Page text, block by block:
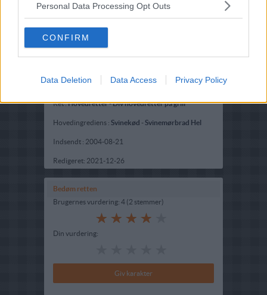
Personal Data Processing Opt Outs
CONFIRM
Data Deletion Data Access Privacy Policy
Ret :Hovedretter-Div hovedretter på grill
Hovedingrediens : Svinekød - Svinemørbrad Hel
Indsendt : 2004-08-21
Redigeret: 2021-12-26
Bedøm retten
Brugernes vurdering: 4 (2 stemmer)
Din vurdering: